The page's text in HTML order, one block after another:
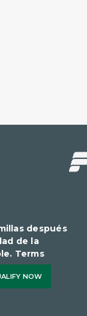
después
de la
Terms
NOW